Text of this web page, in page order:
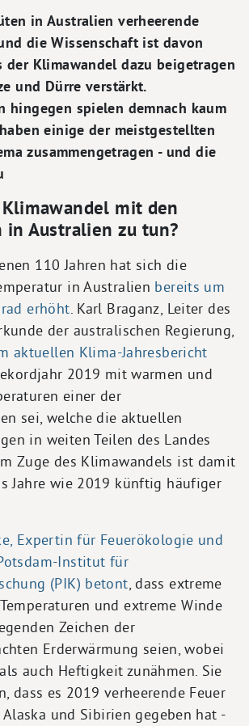
in Australien verheerende
die Wissenschaft ist davon
der Klimawandel dazu beigetragen
und Dürre verstärkt.
hingegen spielen demnach kaum
einige der meistgestellten
zusammengetragen - und die
mit den
in Australien zu tun?
110 Jahren hat sich die
in Australien bereits um
erhöht. Karl Braganz, Leiter des
der australischen Regierung,
aktuellen Klima-Jahresbericht
2019 mit warmen und
einer der
sei, welche die aktuellen
in weiten Teilen des Landes
Zuge des Klimawandels ist damit
Jahre wie 2019 künftig häufiger
Expertin für Feuerökologie und
Institut für
(PIK) betont, dass extreme
und extreme Winde
Zeichen der
Erderwärmung seien, wobei
auch Heftigkeit zunähmen. Sie
dass es 2019 verheerende Feuer
und Sibirien gegeben hat -